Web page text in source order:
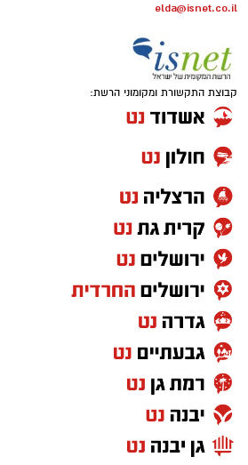
elda@isnet.co.il
קבוצת התקשורת ומקומוני הרשת: